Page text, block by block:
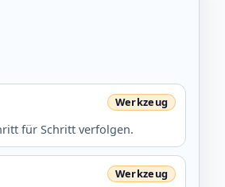
für Schritt verfolgen.